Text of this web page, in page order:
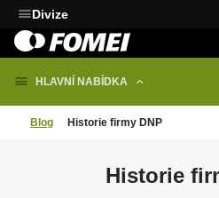
Divize
HLAVNÍ NABÍDKA
Blog Historie firmy DNP
Historie